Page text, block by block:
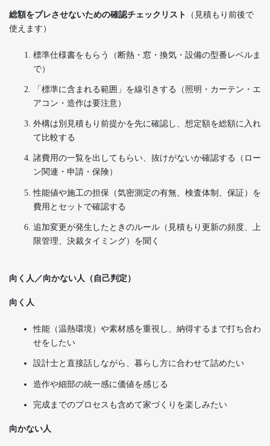
総額をブレさせないための確認チェックリスト
（見積もり前後で
使えます）
標準仕様書をもらう（断熱・窓・換気・設備の型番レベルま
で）
「標準に含まれる範囲」を線引きする（照明・カーテン・エ
アコン・造作は要注意）
外構は別見積もり前提かを先に確認し、想定額を総額に入れ
て比較する
諸費用の一覧を出してもらい、抜けがないか確認する（ロー
ン関連・申請・保険）
性能値や施工の担保（気密測定の有無、検査体制、保証）を
費用とセットで確認する
追加変更が発生したときのルール（見積もり更新の頻度、上
限管理、決裁タイミング）を聞く
向く人／向かない人（自己判定）
向く人
性能（温熱環境）や素材感を重視し、納得するまで打ち合わ
せをしたい
設計士と直接話しながら、暮らし方に合わせて詰めたい
造作や細部の統一感に価値を感じる
完成までのプロセスも含めて家づくりを楽しみたい
向かない人